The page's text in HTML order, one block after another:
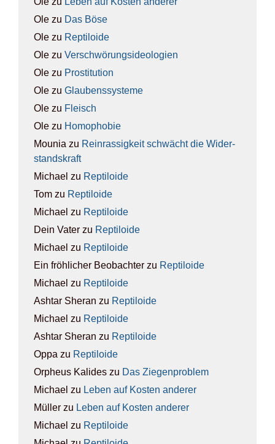
Ole zu Das Böse
Ole zu Rep­ti­lo­ide
Ole zu Ver­schwö­rungs­ideo­lo­gien
Ole zu Pro­sti­tu­ti­on
Ole zu Glau­bens­sys­te­me
Ole zu Fleisch
Ole zu Homo­pho­bie
Mounia zu Rein­ras­sig­keit schwächt die Wider­
stands­kraft
Michael zu Rep­ti­lo­ide
Tom zu Rep­ti­lo­ide
Michael zu Rep­ti­lo­ide
Dein Vater zu Rep­ti­lo­ide
Michael zu Rep­ti­lo­ide
Ein fröhlicher Beobachter zu Rep­ti­lo­ide
Michael zu Rep­ti­lo­ide
Ashtar Sheran zu Rep­ti­lo­ide
Michael zu Rep­ti­lo­ide
Ashtar Sheran zu Rep­ti­lo­ide
Oppa zu Rep­ti­lo­ide
Orpheus Kalides zu Das Zie­gen­pro­blem
Michael zu Leben auf Kos­ten ande­rer
Müller zu Leben auf Kos­ten ande­rer
Michael zu Rep­ti­lo­ide